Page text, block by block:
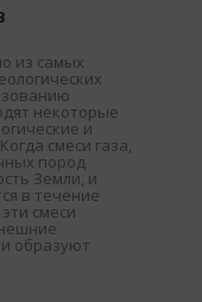
из самых
некоторые
и
смеси газа,
пород
Земли, и
в течение
смеси
образуют